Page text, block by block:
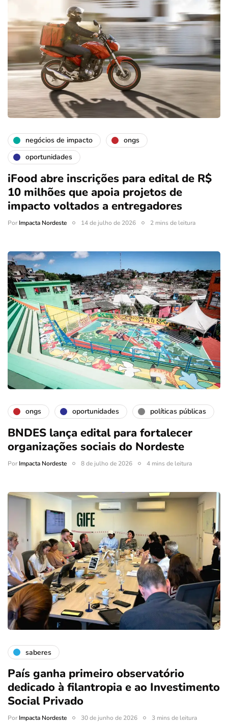
negócios de impacto
ongs
oportunidades
iFood abre inscrições para edital de R$
10 milhões que apoia projetos de
impacto voltados a entregadores
PorImpacta Nordeste 14 de julho de 2026 2 mins de leitura
ongs oportunidades políticas públicas
BNDES lança edital para fortalecer
organizações sociais do Nordeste
PorImpacta Nordeste 8 de julho de 2026 4 mins de leitura
saberes
País ganha primeiro observatório
dedicado à filantropia e ao Investimento
Social Privado
PorImpacta Nordeste 30 de junho de 2026 3 mins de leitura